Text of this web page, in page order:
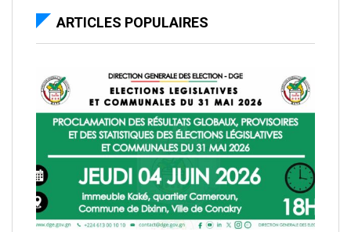
ARTICLES POPULAIRES